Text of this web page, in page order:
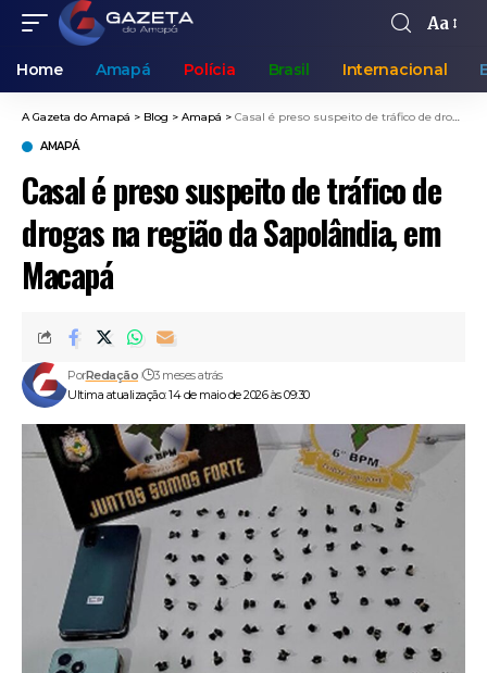
Aa
Home Amapá Polícia Brasil Internacional
A Gazeta do Amapá > Blog > Amapá > Casal é preso suspeito de tráfico de drogas na região da Sapolândia, em Macapá
AMAPÁ
Casal é preso suspeito de tráfico de
drogas na região da Sapolândia, em
Macapá
Ultima atualização: 14 de maio de 2026 às 09:30
PorRedação 3 meses atrás